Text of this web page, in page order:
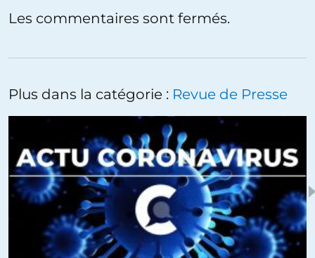
Les commentaires sont fermés.
Plus dans la catégorie : Revue de Presse